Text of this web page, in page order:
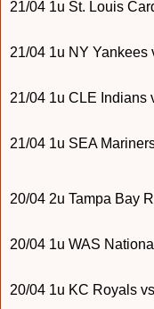
21/04 1u St. Louis
21/04 1u NY Yankees
21/04 1u CLE Indians
21/04 1u SEA
20/04 2u Tampa Bay
20/04 1u WAS
20/04 1u KC Royals